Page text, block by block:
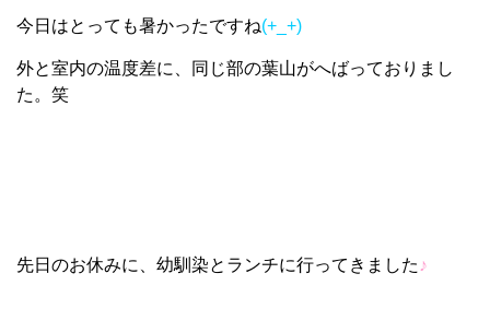
今日はとっても暑かったですね(+_+)
外と室内の温度差に、同じ部の葉山がへばっておりまし
た。笑
先日のお休みに、幼馴染とランチに行ってきました ♪